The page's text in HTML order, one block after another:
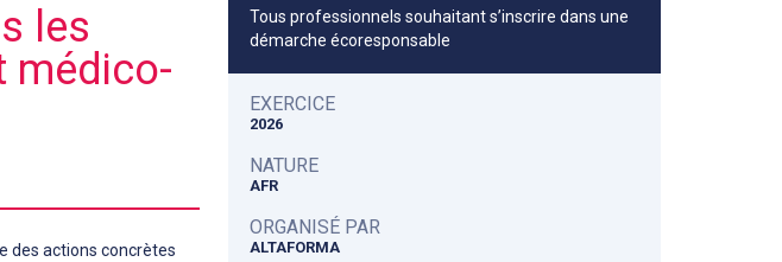
les
médico-
des actions concrètes
Tous professionnels souhaitant s’inscrire dans une
démarche écoresponsable
EXERCICE
2026
NATURE
AFR
ORGANISÉ PAR
ALTAFORMA